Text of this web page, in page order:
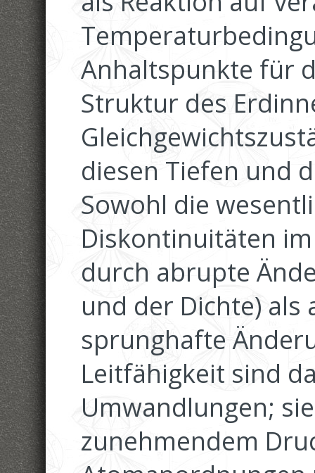
Anhaltspunkte für
Struktur des
diesen Tiefen und
Sowohl die
Diskontinuitäten
durch abrupte
und der Dichte)
sprunghafte
Leitfähigkeit sind
Umwandlungen;
zunehmendem